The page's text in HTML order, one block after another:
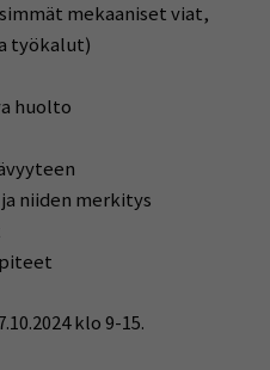
mekaaniset viat,
työkalut)
huolto
niiden merkitys
klo 9-15.